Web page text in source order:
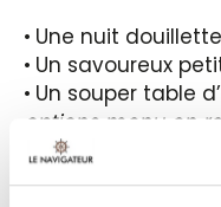
Une nuit douillette
Un savoureux
Un souper table
options menu en
Service sur les
** Les éléments